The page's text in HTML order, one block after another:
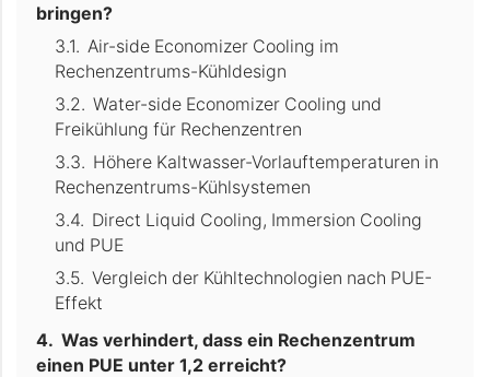
bringen?
Air-side Economizer Cooling im
Rechenzentrums-Kühldesign
Water-side Economizer Cooling und
Freikühlung für Rechenzentren
Höhere Kaltwasser-Vorlauftemperaturen in
Rechenzentrums-Kühlsystemen
Direct Liquid Cooling, Immersion Cooling
und PUE
Vergleich der Kühltechnologien nach PUE-
Effekt
Was verhindert, dass ein Rechenzentrum
einen PUE unter 1,2 erreicht?